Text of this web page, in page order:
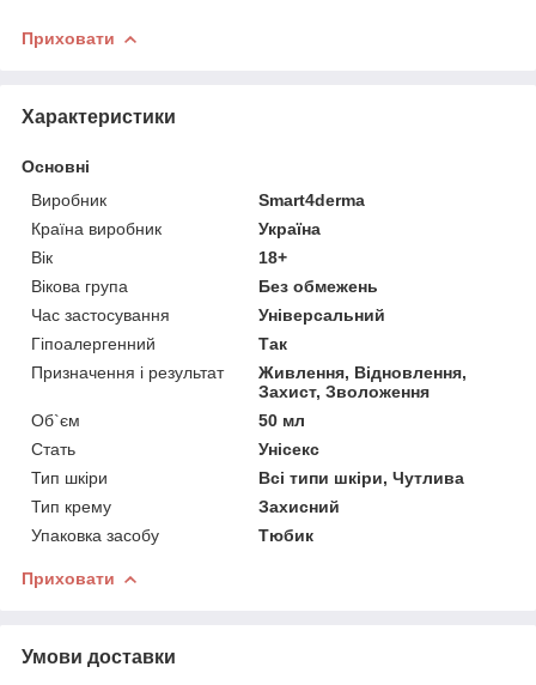
Приховати
Характеристики
Основні
Виробник
Smart4derma
Країна виробник
Україна
Вік
18+
Вікова група
Без обмежень
Час застосування
Універсальний
Гіпоалергенний
Так
Призначення і результат
Живлення, Відновлення,
Захист, Зволоження
Об`єм
50 мл
Стать
Унісекс
Тип шкіри
Всі типи шкіри, Чутлива
Тип крему
Захисний
Упаковка засобу
Тюбик
Приховати
Умови доставки